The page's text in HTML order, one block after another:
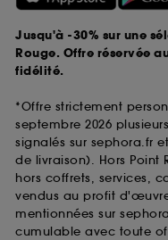
Jusqu'à -30% sur une
Rouge. Offre réservée
fidélité.
*Offre strictement
septembre 2026
signalés sur sephora.fr
de livraison). Hors Point
hors coffrets, services,
vendus au profit
mentionnées sur
cumulable avec toute